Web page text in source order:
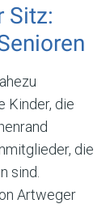
Sitz:
Kinder, die
die
sind.
Artweger